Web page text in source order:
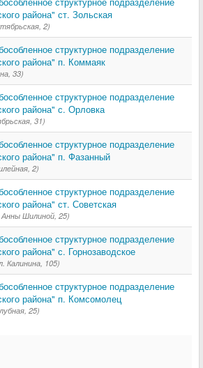
района" ст. Зольская
2)
структурное подразделение
района" п. Коммаяк
33)
структурное подразделение
района" с. Орловка
31)
структурное подразделение
района" п. Фазанный
2)
структурное подразделение
района" ст. Советская
Шилиной, 25)
структурное подразделение
района" с. Горнозаводское
Калинина, 105)
структурное подразделение
района" п. Комсомолец
25)